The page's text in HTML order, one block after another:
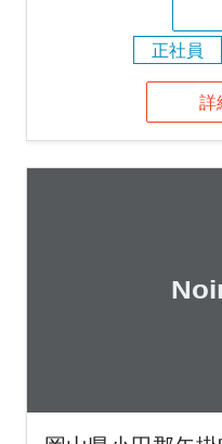
正社員
詳